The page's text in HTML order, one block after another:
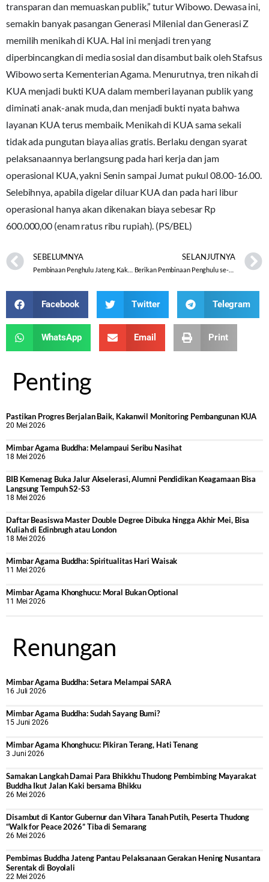
transparan dan memuaskan publik,” tutur Wibowo. Dewasa ini,
semakin banyak pasangan Generasi Milenial dan Generasi Z
memilih menikah di KUA. Hal ini menjadi tren yang
diperbincangkan di media sosial dan disambut baik oleh Stafsus
Wibowo serta Kementerian Agama. Menurutnya, tren nikah di
KUA menjadi bukti KUA dalam memberi layanan publik yang
diminati anak-anak muda, dan menjadi bukti nyata bahwa
layanan KUA terus membaik. Menikah di KUA sama sekali
tidak ada pungutan biaya alias gratis. Berlaku dengan syarat
pelaksanaannya berlangsung pada hari kerja dan jam
operasional KUA, yakni Senin sampai Jumat pukul 08.00-16.00.
Selebihnya, apabila digelar diluar KUA dan pada hari libur
operasional hanya akan dikenakan biaya sebesar Rp
600.000,00 (enam ratus ribu rupiah). (PS/BEL)
SEBELUMNYA
Pembinaan Penghulu Jateng, Kakanwil Musta’in Ahmad Ingatkan untuk Asah, Asih, Asuh
SELANJUTNYA
Berikan Pembinaan Penghulu se-Jawa Tengah, Sesdir Bimas Islam: Kita Tuntaskan Tata Kelola PNBP dengan Baik
Facebook Twitter Telegram
WhatsApp Email Print
Penting
Pastikan Progres Berjalan Baik, Kakanwil Monitoring Pembangunan KUA
20 Mei 2026
Mimbar Agama Buddha: Melampaui Seribu Nasihat
18 Mei 2026
BIB Kemenag Buka Jalur Akselerasi, Alumni Pendidikan Keagamaan Bisa
Langsung Tempuh S2-S3
18 Mei 2026
Daftar Beasiswa Master Double Degree Dibuka hingga Akhir Mei, Bisa
Kuliah di Edinbrugh atau London
18 Mei 2026
Mimbar Agama Buddha: Spiritualitas Hari Waisak
11 Mei 2026
Mimbar Agama Khonghucu: Moral Bukan Optional
11 Mei 2026
Renungan
Mimbar Agama Buddha: Setara Melampai SARA
16 Juli 2026
Mimbar Agama Buddha: Sudah Sayang Bumi?
15 Juni 2026
Mimbar Agama Khonghucu: Pikiran Terang, Hati Tenang
3 Juni 2026
Samakan Langkah Damai Para Bhikkhu Thudong Pembimbing Mayarakat
Buddha Ikut Jalan Kaki bersama Bhikku
26 Mei 2026
Disambut di Kantor Gubernur dan Vihara Tanah Putih, Peserta Thudong
“Walk for Peace 2026” Tiba di Semarang
26 Mei 2026
‎Pembimas Buddha Jateng Pantau Pelaksanaan Gerakan Hening Nusantara
Serentak di Boyolali
22 Mei 2026